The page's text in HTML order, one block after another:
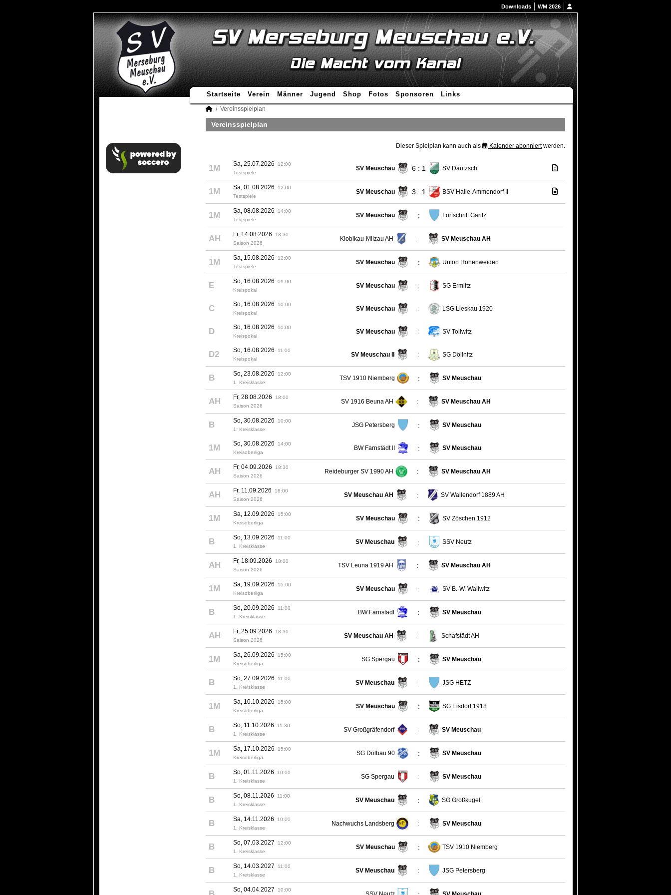
Downloads WM 2026
Startseite Verein Männer Jugend Shop Fotos Sponsoren Links
Vereinsspielplan
Vereinsspielplan
Dieser Spielplan kann auch als Kalender abonniertwerden.
1M Sa, 25.07.2026
12:00
Testspiele
SV Meuschau 6 : 1 SV Dautzsch
1M Sa, 01.08.2026
12:00
Testspiele
SV Meuschau 3 : 1 BSV Halle-Ammendorf II
1M Sa, 08.08.2026
14:00
Testspiele
SV Meuschau : Fortschritt Garitz
AH Fr, 14.08.2026
18:30
Saison 2026
Klobikau-Milzau AH : SV Meuschau AH
1M Sa, 15.08.2026
12:00
Testspiele
SV Meuschau : Union Hohenweiden
E So, 16.08.2026
09:00
Kreispokal
SV Meuschau : SG Ermlitz
C So, 16.08.2026
10:00
Kreispokal
SV Meuschau : LSG Lieskau 1920
D So, 16.08.2026
10:00
Kreispokal
SV Meuschau : SV Tollwitz
D2 So, 16.08.2026
11:00
Kreispokal
SV Meuschau II : SG Döllnitz
B So, 23.08.2026
12:00
1. Kreisklasse
TSV 1910 Niemberg : SV Meuschau
AH Fr, 28.08.2026
18:00
Saison 2026
SV 1916 Beuna AH : SV Meuschau AH
B So, 30.08.2026
10:00
1. Kreisklasse
JSG Petersberg : SV Meuschau
1M So, 30.08.2026
14:00
Kreisoberliga
BW Farnstädt II : SV Meuschau
AH Fr, 04.09.2026
18:30
Saison 2026
Reideburger SV 1990 AH : SV Meuschau AH
AH Fr, 11.09.2026
18:00
Saison 2026
SV Meuschau AH : SV Wallendorf 1889 AH
1M Sa, 12.09.2026
15:00
Kreisoberliga
SV Meuschau : SV Zöschen 1912
B So, 13.09.2026
11:00
1. Kreisklasse
SV Meuschau : SSV Neutz
AH Fr, 18.09.2026
18:00
Saison 2026
TSV Leuna 1919 AH : SV Meuschau AH
1M Sa, 19.09.2026
15:00
Kreisoberliga
SV Meuschau : SV B.-W. Wallwitz
B So, 20.09.2026
11:00
1. Kreisklasse
BW Farnstädt : SV Meuschau
AH Fr, 25.09.2026
18:30
Saison 2026
SV Meuschau AH : Schafstädt AH
1M Sa, 26.09.2026
15:00
Kreisoberliga
SG Spergau : SV Meuschau
B So, 27.09.2026
11:00
1. Kreisklasse
SV Meuschau : JSG HETZ
1M Sa, 10.10.2026
15:00
Kreisoberliga
SV Meuschau : SG Eisdorf 1918
B So, 11.10.2026
11:30
1. Kreisklasse
SV Großgräfendorf : SV Meuschau
1M Sa, 17.10.2026
15:00
Kreisoberliga
SG Dölbau 90 : SV Meuschau
B So, 01.11.2026
10:00
1. Kreisklasse
SG Spergau : SV Meuschau
B So, 08.11.2026
11:00
1. Kreisklasse
SV Meuschau : SG Großkugel
B Sa, 14.11.2026
10:00
1. Kreisklasse
Nachwuchs Landsberg : SV Meuschau
B So, 07.03.2027
12:00
1. Kreisklasse
SV Meuschau : TSV 1910 Niemberg
B So, 14.03.2027
11:00
1. Kreisklasse
SV Meuschau : JSG Petersberg
So, 04.04.2027 10:00